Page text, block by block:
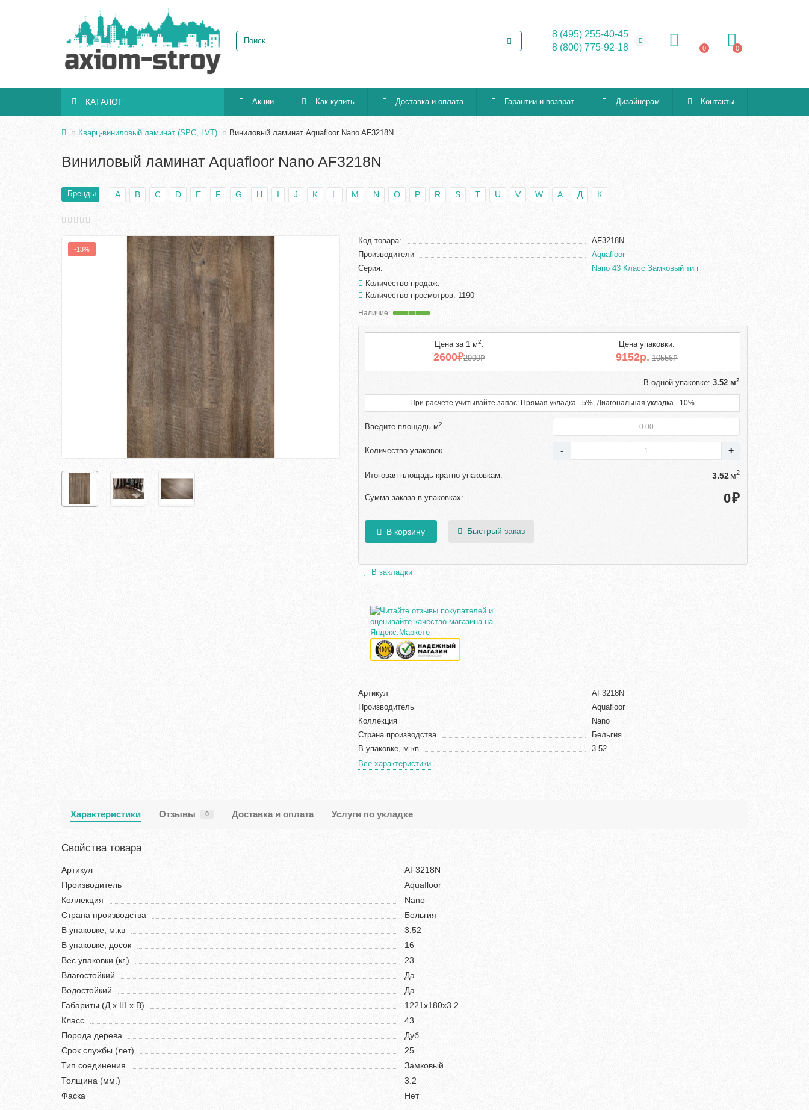
8 (495) 255-40-45
8 (800) 775-92-18
0 0
КАТАЛОГ Акции Как купить Доставка и оплата Гарантии и возврат Дизайнерам Контакты
Кварц-виниловый ламинат (SPC, LVT) Виниловый ламинат Aquafloor Nano AF3218N
Виниловый ламинат Aquafloor Nano AF3218N
Бренды A B C D E F G H I J K L M N O P R S T U V W А Д К
-13%
Код товара:
AF3218N
Производители
Aquafloor
Серия:
Nano 43 Класс Замковый тип
Количество продаж:
Количество просмотров: 1190
Цена за 1 м2:
2600₽2999₽
Цена упаковки:
9152р. 10556₽
В одной упаковке:3.52 м2
При расчете учитывайте запас: Прямая укладка - 5%, Диагональная укладка - 10%
Введите площадь м2
Количество упаковок
Итоговая площадь кратно упаковкам: м2
Сумма заказа в упаковках: ₽
В корзину Быстрый заказ
В закладки
Артикул
AF3218N
Производитель
Aquafloor
Коллекция
Nano
Страна производства
Бельгия
В упаковке, м.кв
3.52
Все характеристики
Характеристики Отзывы 0 Доставка и оплата Услуги по укладке
Свойства товара
Артикул
AF3218N
Производитель
Aquafloor
Коллекция
Nano
Страна производства
Бельгия
В упаковке, м.кв
3.52
В упаковке, досок
16
Вес упаковки (кг.)
23
Влагостойкий
Да
Водостойкий
Да
Габариты (Д х Ш х В)
1221х180х3.2
Класс
43
Порода дерева
Дуб
Срок службы (лет)
25
Тип соединения
Замковый
Толщина (мм.)
3.2
Фаска
Нет